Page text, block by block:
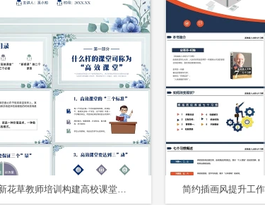
绿色清新花草教师培训构建高校课堂展现课堂魅力PPT课件构建高效课堂